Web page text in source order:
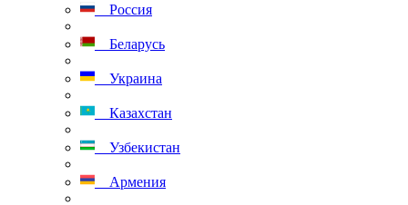
Россия
Беларусь
Украина
Казахстан
Узбекистан
Армения